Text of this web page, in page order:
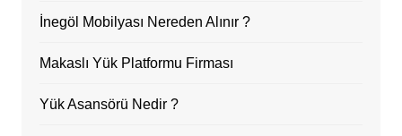
İnegöl Mobilyası Nereden Alınır ?
Makaslı Yük Platformu Firması
Yük Asansörü Nedir ?